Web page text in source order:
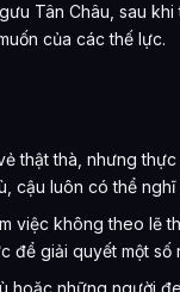
Tân Châu, sau
của các thế lực.
thật thà, nhưng
cậu luôn có thể
việc không theo lẽ
để giải quyết một số